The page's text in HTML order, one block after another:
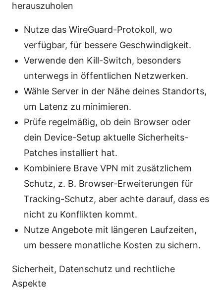
herauszuholen
Nutze das WireGuard-Protokoll, wo
verfügbar, für bessere Geschwindigkeit.
Verwende den Kill-Switch, besonders
unterwegs in öffentlichen Netzwerken.
Wähle Server in der Nähe deines Standorts,
um Latenz zu minimieren.
Prüfe regelmäßig, ob dein Browser oder
dein Device-Setup aktuelle Sicherheits-
Patches installiert hat.
Kombiniere Brave VPN mit zusätzlichem
Schutz, z. B. Browser-Erweiterungen für
Tracking-Schutz, aber achte darauf, dass es
nicht zu Konflikten kommt.
Nutze Angebote mit längeren Laufzeiten,
um bessere monatliche Kosten zu sichern.
Sicherheit, Datenschutz und rechtliche
Aspekte